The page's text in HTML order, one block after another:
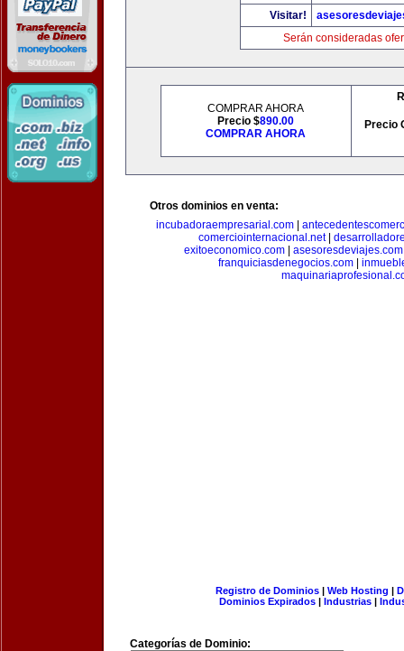
Visitar!
Serán consideradas
COMPRAR AHORA
Precio $890.00
COMPRAR AHORA
Precio
Otros dominios en venta:
incubadoraempresarial.com
comerciointernacional.net|
exitoeconomico.com| asesoresdeviajes.com
franquiciasdenegocios.com|
Registro de Dominios| Web Hosting |
Dominios Expirados | Industrias |
Categorías de Dominio: